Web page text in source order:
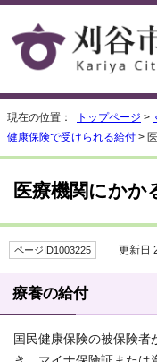
現在の位置： トップページ >
健康保険で受けられる給付 >
医療機関にかか
ページID1003225 更新日
療養の給付
国民健康保険の被保険者